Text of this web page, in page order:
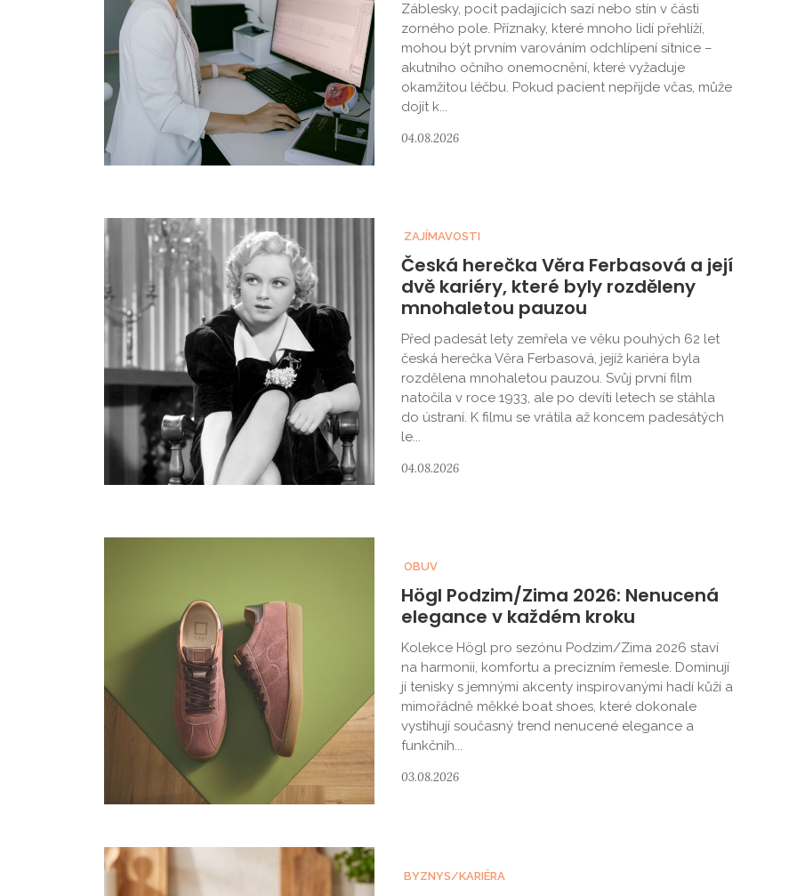
Záblesky, pocit padajících sazí nebo stín v části
zorného pole. Příznaky, které mnoho lidí přehlíží,
mohou být prvním varováním odchlípení sítnice –
akutního očního onemocnění, které vyžaduje
okamžitou léčbu. Pokud pacient nepřijde včas, může
dojít k...
04.08.2026
ZAJÍMAVOSTI
Česká herečka Věra Ferbasová a její
dvě kariéry, které byly rozděleny
mnohaletou pauzou
Před padesát lety zemřela ve věku pouhých 62 let
česká herečka Věra Ferbasová, jejíž kariéra byla
rozdělena mnohaletou pauzou. Svůj první film
natočila v roce 1933, ale po devíti letech se stáhla
do ústraní. K filmu se vrátila až koncem padesátých
le...
04.08.2026
OBUV
Högl Podzim/Zima 2026: Nenucená
elegance v každém kroku
Kolekce Högl pro sezónu Podzim/Zima 2026 staví
na harmonii, komfortu a precizním řemesle. Dominují
jí tenisky s jemnými akcenty inspirovanými hadí kůží a
mimořádně měkké boat shoes, které dokonale
vystihují současný trend nenucené elegance a
funkčníh...
03.08.2026
BYZNYS/KARIÉRA